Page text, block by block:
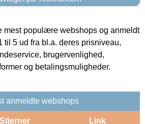
mest populære webshops og anmeldt
til 5 ud fra bl.a. deres prisniveau,
brugervenlighed,
og betalingsmuligheder.
anmeldte webshops
Stjerner Link